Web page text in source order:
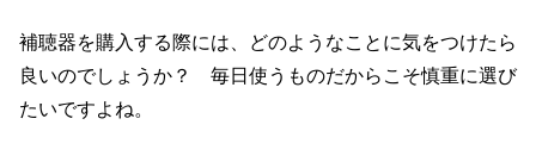
グッズ・小物
補聴器を購入する際には、どのようなことに気をつけたら
良いのでしょうか？　毎日使うものだからこそ慎重に選び
たいですよね。